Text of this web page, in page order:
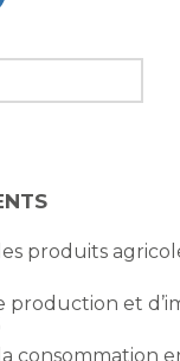
produits
production et
consommation